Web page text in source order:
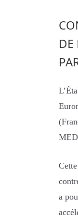
DE
a